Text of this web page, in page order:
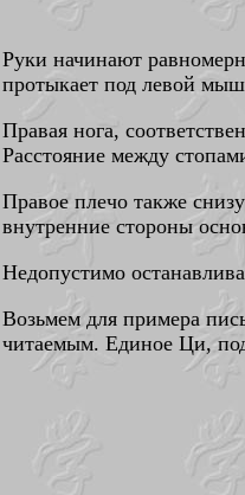
Руки начинают
протыкает под левой
Правая нога,
Расстояние между
Правое плечо также
внутренние стороны
Недопустимо
Возьмем для примера
читаемым. Единое Ци,